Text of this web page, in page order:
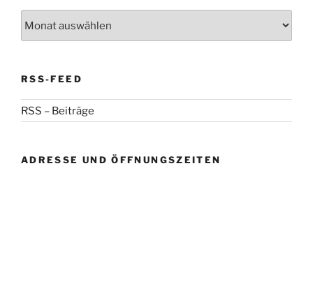
RSS-FEED
RSS – Beiträge
ADRESSE UND ÖFFNUNGSZEITEN